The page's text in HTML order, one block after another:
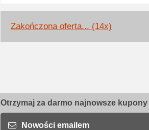
Zakończona oferta... (14x)
Otrzymaj za darmo najnowsze
Nowości emailem